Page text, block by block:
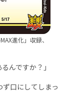
進化」収録、
んですか？」
口にしてしまっ